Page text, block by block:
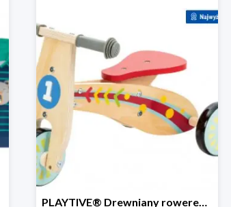
PLAYTIVE® Drewniany rowerek biegowy -33%